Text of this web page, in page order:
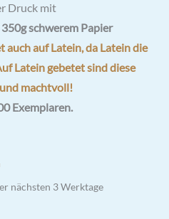
Druck mit
350g schwerem Papier
auf Latein, da Latein die
Latein gebetet sind diese
machtvoll!
Exemplaren.
nächsten 3 Werktage